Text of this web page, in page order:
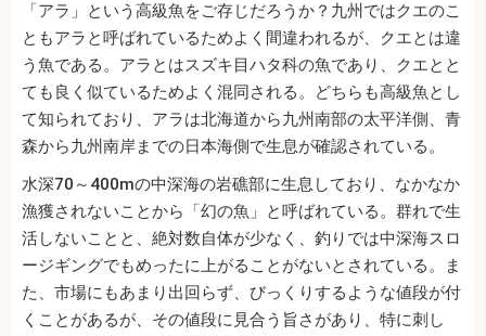
「アラ」という高級魚をご存じだろうか？九州ではクエのこ
ともアラと呼ばれているためよく間違われるが、クエとは違
う魚である。アラとはスズキ目ハタ科の魚であり、クエとと
ても良く似ているためよく混同される。どちらも高級魚とし
て知られており、アラは北海道から九州南部の太平洋側、青
森から九州南岸までの日本海側で生息が確認されている。
水深70～400mの中深海の岩礁部に生息しており、なかなか
漁獲されないことから「幻の魚」と呼ばれている。群れで生
活しないことと、絶対数自体が少なく、釣りでは中深海スロ
ージギングでもめったに上がることがないとされている。ま
た、市場にもあまり出回らず、びっくりするような値段が付
くことがあるが、その値段に見合う旨さがあり、特に刺し